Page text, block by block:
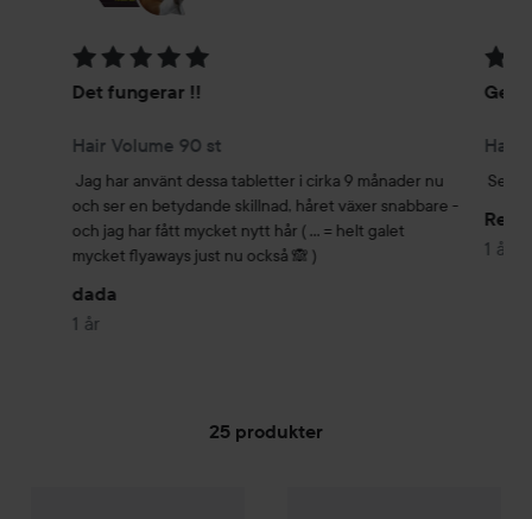
Betyg: 5 av 5
Det fungerar !!
Hair Volume 90 st
Jag har använt dessa tabletter i cirka 9 månader nu
och ser en betydande skillnad, håret växer snabbare -
och jag har fått mycket nytt hår ( ... = helt galet
mycket flyaways just nu också 🙈 )
dada
1 år
Ger
Hair
Ser
1 år
25 produkter